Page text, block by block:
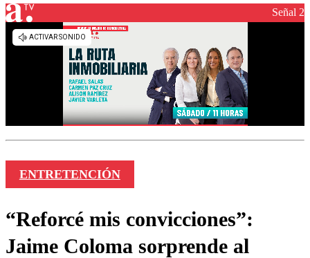
Señal 2
ENTRETENCIÓN
“Reforcé mis convicciones”:
Jaime Coloma sorprende al